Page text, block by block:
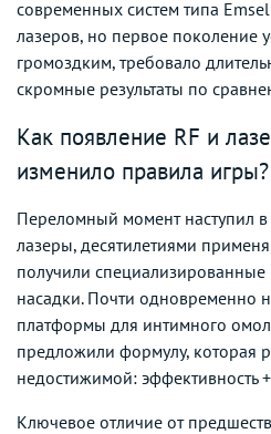
современных систем типа
лазеров, но первое поколение
громоздким, требовало
скромные результаты по
Как появление RF и
изменило правила игры?
Переломный момент наступил
лазеры, десятилетиями
получили специализированные
насадки. Почти одновременно
платформы для интимного
предложили формулу, которая
недостижимой: эффективность
Ключевое отличие от